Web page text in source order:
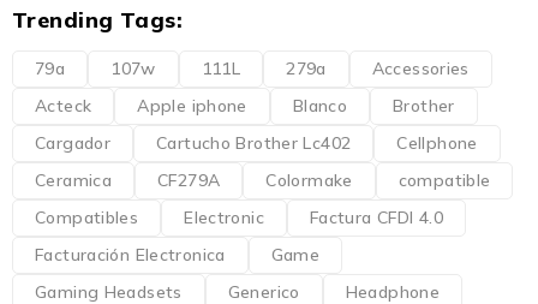
Trending Tags:
79a 107w 111L 279a
Accessories
Acteck
Apple iphone Blanco
Brother
Cargador
Cartucho Brother Lc402
Cellphone
Ceramica
CF279A Colormake
compatible
Compatibles
Electronic
Factura CFDI 4.0
Facturación Electronica
Game
Gaming Headsets
Generico
Headphone